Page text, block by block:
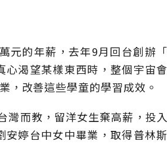
元的年薪，去年9月回台創辦
渴望某樣東西時，整個宇宙
，改善這些學童的學習成效。
灣而教，留洋女生棄高薪，投
婷台中女中畢業，取得普林